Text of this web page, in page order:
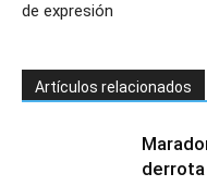
de expresión
Artículos relacionados